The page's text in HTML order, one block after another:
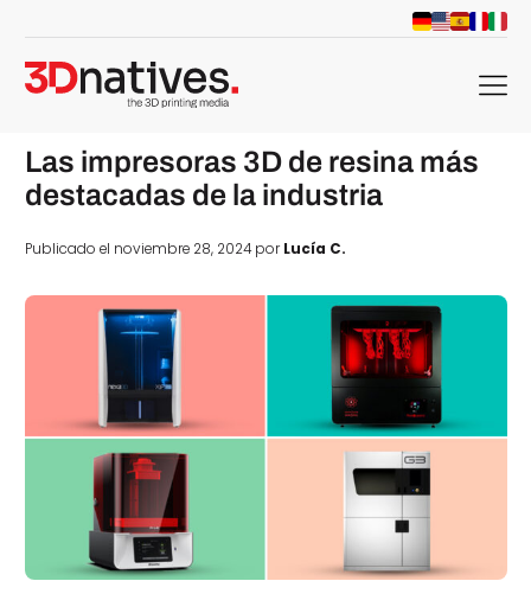
menu
Las impresoras 3D de resina más
destacadas de la industria
Publicado el noviembre 28, 2024 porLucía C.